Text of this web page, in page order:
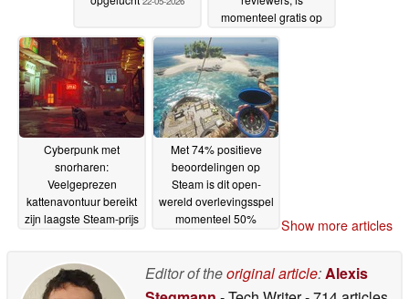
momenteel gratis op
Steam22-05-2026
Cyberpunk met
snorharen:
Veelgeprezen
kattenavontuur bereikt
zijn laagste Steam-prijs
Met 74% positieve
beoordelingen op
Steam is dit open-
wereld overlevingsspel
momenteel 50%
Show more articles
Editor of theoriginal article:Alexis